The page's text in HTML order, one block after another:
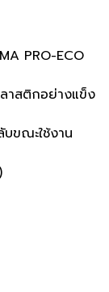
PRO-ECO
าสติกอย่างแข็ง
ขณะใช้งาน